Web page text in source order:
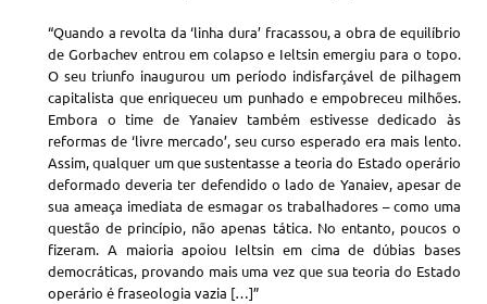
“Quando a revolta da ‘linha dura’ fracassou, a obra de equilíbrio
de Gorbachev entrou em colapso e Ieltsin emergiu para o topo.
O seu triunfo inaugurou um período indisfarçável de pilhagem
capitalista que enriqueceu um punhado e empobreceu milhões.
Embora o time de Yanaiev também estivesse dedicado às
reformas de ‘livre mercado’, seu curso esperado era mais lento.
Assim, qualquer um que sustentasse a teoria do Estado operário
deformado deveria ter defendido o lado de Yanaiev, apesar de
sua ameaça imediata de esmagar os trabalhadores – como uma
questão de princípio, não apenas tática. No entanto, poucos o
fizeram. A maioria apoiou Ieltsin em cima de dúbias bases
democráticas, provando mais uma vez que sua teoria do Estado
operário é fraseologia vazia […]”